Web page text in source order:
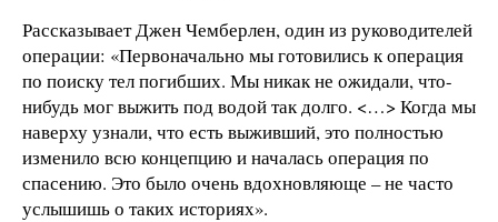
Рассказывает Джен Чемберлен, один из руководителей
операции: «Первоначально мы готовились к операция
по поиску тел погибших. Мы никак не ожидали, что-
нибудь мог выжить под водой так долго. <…> Когда мы
наверху узнали, что есть выживший, это полностью
изменило всю концепцию и началась операция по
спасению. Это было очень вдохновляюще – не часто
услышишь о таких историях».